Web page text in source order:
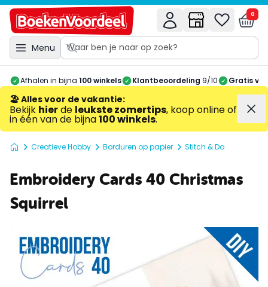
Menu
0
Afhalen in bijna 100 winkels Klantbeoordeling 9/10 Gratis
🏖️ Alles voor de vakantie:
Bekijk hierde leukste zomertips, koop online of
in één van de bijna100 winkels.
Creatieve Hobby Borduren op papier Stitch & Do
Embroidery Cards 40 Christmas
Squirrel